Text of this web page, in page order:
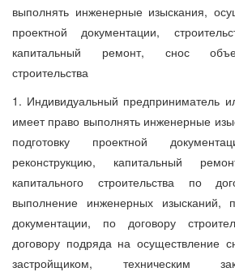
выполнять инженерные изыскания,
проектной документации,
капитальный ремонт, снос
строительства
1. Индивидуальный предприниматель
имеет право выполнять инженерные
подготовку проектной
реконструкцию, капитальный
капитального строительства по
выполнение инженерных изысканий,
документации, по договору
договору подряда на осуществление
застройщиком, техническим